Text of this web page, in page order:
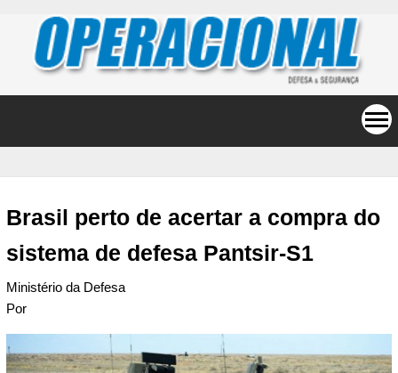
Brasil perto de acertar a compra do
sistema de defesa Pantsir-S1
Ministério da Defesa
Por